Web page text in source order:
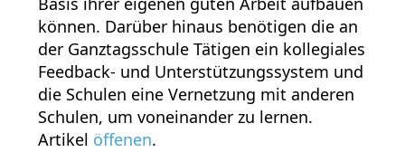
können. Darüber hinaus benötigen die an
der Ganztagsschule Tätigen ein kollegiales
Feedback- und Unterstützungssystem und
die Schulen eine Vernetzung mit anderen
Schulen, um voneinander zu lernen.
Artikel öffenen.